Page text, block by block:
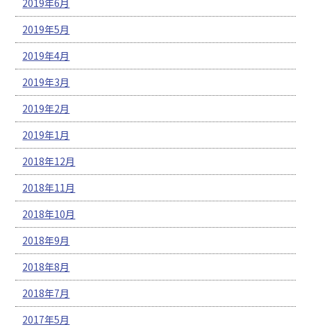
2019年5月
2019年4月
2019年3月
2019年2月
2019年1月
2018年12月
2018年11月
2018年10月
2018年9月
2018年8月
2018年7月
2017年5月